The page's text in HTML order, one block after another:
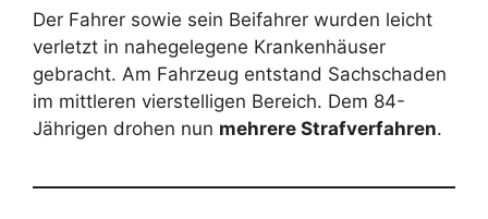
Der Fahrer sowie sein Beifahrer wurden leicht
verletzt in nahegelegene Krankenhäuser
gebracht. Am Fahrzeug entstand Sachschaden
im mittleren vierstelligen Bereich. Dem 84-
Jährigen drohen nun mehrere Strafverfahren.